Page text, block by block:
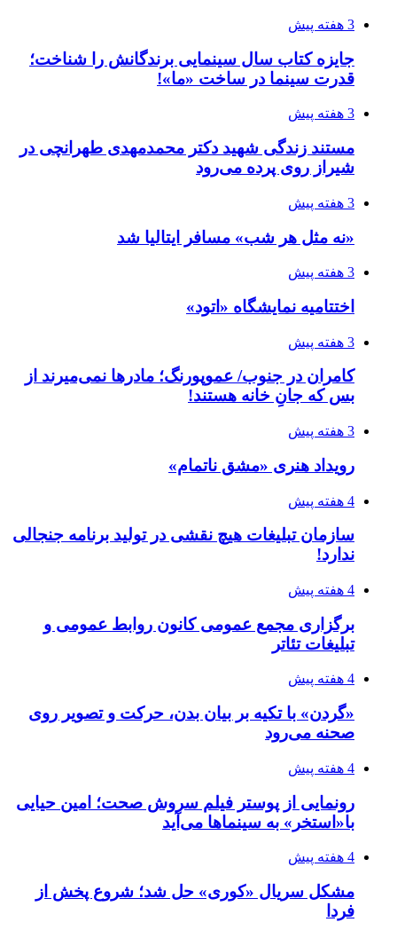
3 هفته پیش
جایزه کتاب سال سینمایی برندگانش را شناخت؛
قدرت سینما در ساخت «ما»!
3 هفته پیش
مستند زندگی شهید دکتر محمدمهدی طهرانچی در
شیراز روی پرده می‌رود
3 هفته پیش
«نه مثل هر شب» مسافر ایتالیا شد
3 هفته پیش
اختتامیه نمایشگاه «اتود»
3 هفته پیش
کامران در جنوب/ عموپورنگ؛ مادرها نمی‌میرند از
بس که جانِ خانه هستند!
3 هفته پیش
رویداد هنری «مشق ناتمام»
4 هفته پیش
سازمان تبلیغات هیچ نقشی در تولید برنامه جنجالی
ندارد!
4 هفته پیش
برگزاری مجمع عمومی کانون روابط عمومی و
تبلیغات تئاتر
4 هفته پیش
«گردن» با تکیه بر بیان بدن، حرکت و تصویر روی
صحنه می‌رود
4 هفته پیش
رونمایی از پوستر فیلم سروش صحت؛ امین حیایی
با«استخر» به سینماها می‌آید
4 هفته پیش
مشکل سریال «کوری» حل شد؛ شروع پخش از
فردا